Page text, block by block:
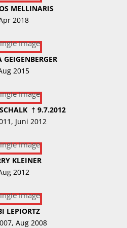
MELLINARIS
2018
2015
† 9.7.2012
Juni 2012
KLEINER
2012
LEPIORTZ
Aug 2008